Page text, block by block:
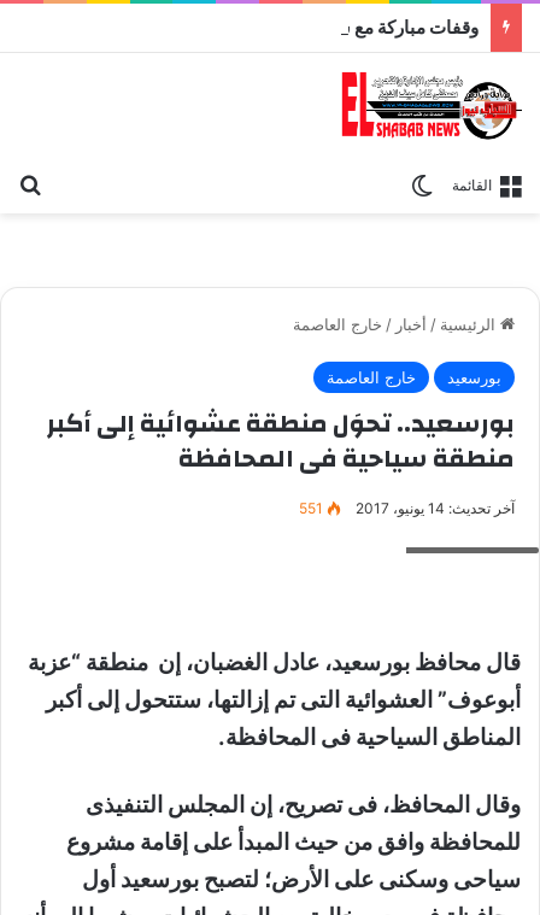
القائمة
الرئيسية / أخبار / خارج العاصمة
بورسعيد خارج العاصمة
بورسعيد.. تحوَل منطقة عشوائية إلى أكبر
منطقة سياحية فى المحافظة
آخر تحديث: 14 يونيو، 2017 551
قال محافظ بورسعيد، عادل الغضبان، إن منطقة “عزبة
أبوعوف” العشوائية التى تم إزالتها، ستتحول إلى أكبر
المناطق السياحية فى المحافظة.
وقال المحافظ، فى تصريح، إن المجلس التنفيذى
للمحافظة وافق من حيث المبدأ على إقامة مشروع
سياحى وسكنى على الأرض؛ لتصبح بورسعيد أول